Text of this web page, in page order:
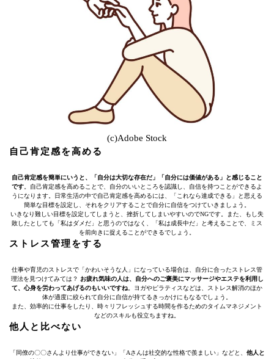
(c)Adobe Stock
自己肯定感を高める
自己肯定感を簡単にいうと、「自分は大切な存在だ」「自分には価値がある」と感じること
です 。自己肯定感を高めることで、自分のいいところを認識し、自信を持つことができるよ
うになります。日常生活の中で自己肯定感を高めるには、「これなら達成できる」と思える
簡単な目標を設定し、それをクリアすることで自分に自信をつけていきましょう。
いきなり難しい目標を設定してしまうと、挫折してしまいやすいのでNGです。また、もし失
敗したとしても「私はダメだ」と思うのではなく、「私は成長中だ」と考えることで、ミス
を前向きに捉えることができるでしょう。
ストレス管理をする
仕事や育児のストレスで「かわいそうな人」になっている場合は、自分に合ったストレス管
理法を見つけてみては？ お疲れ気味の人は、自分へのご褒美にマッサージやエステを利用し
て、心身を労わってあげるのもいいですね 。ヨガやピラティスなどは、ストレス解消のほか
体が適度に絞られて自分に自信が持てるきっかけにもなるでしょう。
また、効率的に仕事をしたり、時々リフレッシュする時間を作るためのタイムマネジメント
などのスキルも役立ちますね。
他人と比べない
「同僚の〇〇さんより仕事ができない」「Aさんは社交的な性格で羨ましい」などと、 他人と